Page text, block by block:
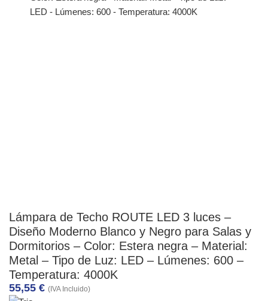
Lámpara de Techo ROUTE LED 3 luces –
Diseño Moderno Blanco y Negro para Salas y
Dormitorios – Color: Estera negra – Material:
Metal – Tipo de Luz: LED – Lúmenes: 600 –
Temperatura: 4000K
55,55 € (IVA Incluido)